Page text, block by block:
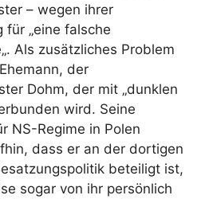
– wegen ihrer
für „eine falsche
„. Als zusätzliches Problem
der
Dohm, der mit „dunklen
wird. Seine
NS-Regime in Polen
dass er an der dortigen
beteiligt ist,
sogar von ihr persönlich